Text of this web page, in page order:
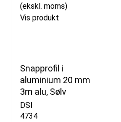
(ekskl. moms)
Vis produkt
Snapprofil i
aluminium 20 mm
3m alu, Sølv
DSI
4734